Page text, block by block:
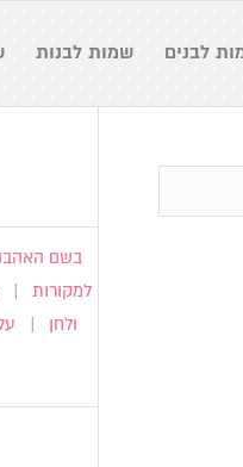
לבנים שמות לבנות
בשם
למקורות
ולחן